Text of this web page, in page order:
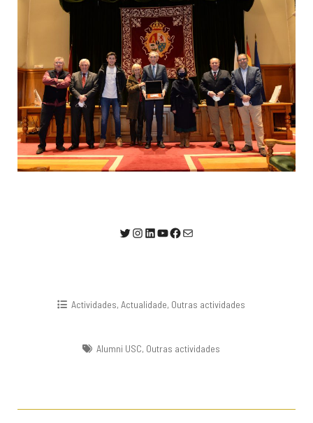
@AlumniUSC1
Instagram
LinkedIn
YouTube
Facebook
Correo electrónico
Actividades,Actualidade, Outras actividades
Alumni USC, Outras actividades